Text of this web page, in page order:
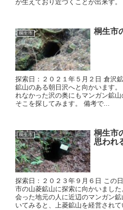
が生えており近づくことが出来ず。
桐生市 桐生市
探索日：２０２１年５月２日 倉沢
鉱山のある朝日沢へと向かいます
れなかった沢の奥にもマンガン鉱
そこを探してみます。 備考で...
桐生市
桐生市
思われ
探索日：２０２３年９月６日 この
市の山菱鉱山に探索に向かいまし
会った地元の人に近辺のマンガン
いてみると、上菱鉱山を経営され